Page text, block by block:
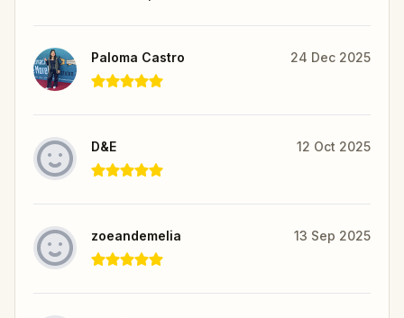
Paloma Castro 24 Dec 2025
D&E 12 Oct 2025
zoeandemelia 13 Sep 2025